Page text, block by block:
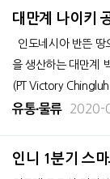
꼰딴 5월 27일자 보
대만계 ​​나이키
명 해고
을 생산하는 대만계
(PT Victory
85명을 해고했다고
산을 담당하고 있는
유통∙물류 2020-
인니 1분기 스